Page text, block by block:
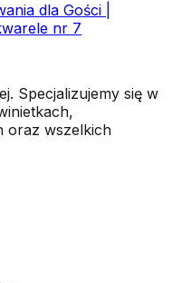
dla Gości |
nr 7
Specjalizujemy się w
oraz wszelkich